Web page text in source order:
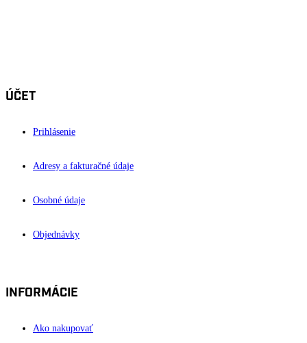
ÚČET
Prihlásenie
Adresy a fakturačné údaje
Osobné údaje
Objednávky
INFORMÁCIE
Ako nakupovať